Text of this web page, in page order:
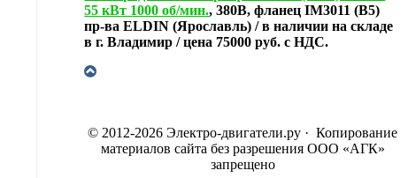
55 кВт 1000 об/мин., 380В, фланец IM3011 (B5)
пр-ва ELDIN (Ярославль) / в наличии на складе
в г. Владимир / цена 75000 руб. с НДС.
© 2012-2026 Электро-двигатели.ру · Копирование
материалов сайта без разрешения ООО «АГК»
запрещено